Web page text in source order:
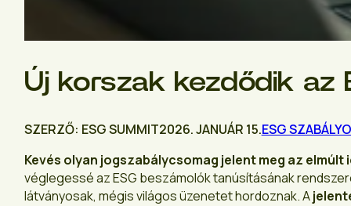
Új korszak kezdődik az
SZERZŐ: ESG SUMMIT2026. JANUÁR 15.ESG
Kevés olyan jogszabálycsomag jelent meg az
véglegessé az ESG beszámolók tanúsításának
látványosak, mégis világos üzenetet hordoznak. A